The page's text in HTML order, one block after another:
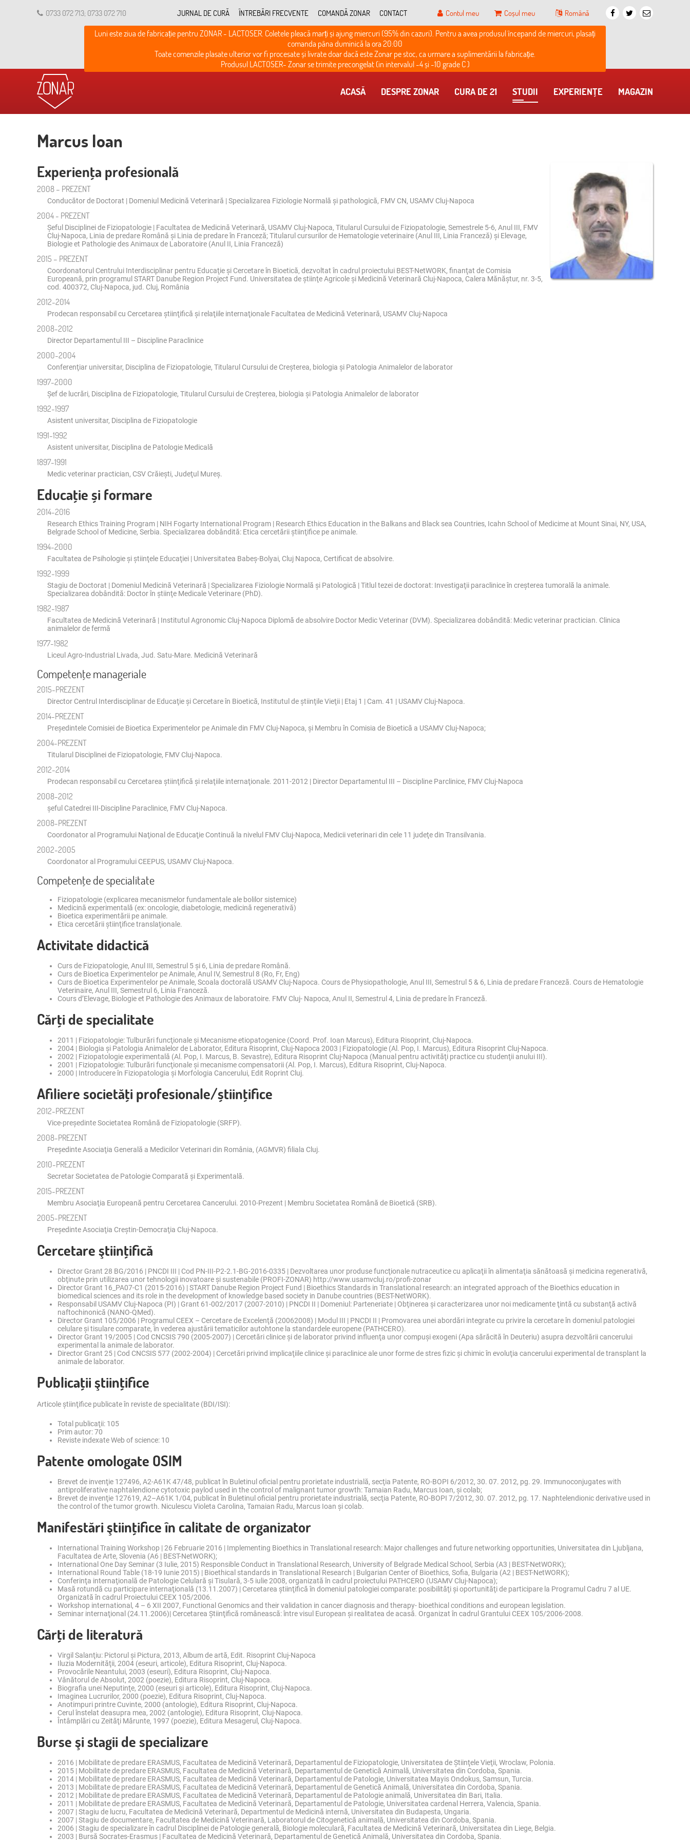
0733 072 713; 0733 072 710 JURNAL DE CURĂ ÎNTREBĂRI FRECVENTE COMANDĂ ZONAR CONTACT Contul meu Coșul meu Română
Luni este ziua de fabricație pentru ZONAR - LACTOSER. Coletele pleacă marți și ajung miercuri (95% din cazuri). Pentru a avea produsul începand de miercuri, plasați
comanda pâna duminică la ora 20:00
Toate comenzile plasate ulterior vor fi procesate și livrate doar dacă este Zonar pe stoc, ca urmare a suplimentării la fabricație.
Produsul LACTOSER- Zonar se trimite precongelat (in intervalul -4 și -10 grade C )
ACASĂ DESPRE ZONAR CURA DE 21 ​STUDII EXPERIENŢE MAGAZIN
Marcus Ioan
Experienţa profesională
2008 – PREZENT
Conducător de Doctorat | Domeniul Medicină Veterinară | Specializarea Fiziologie Normală şi pathologică, FMV CN, USAMV Cluj-Napoca
2004 - PREZENT
Şeful Disciplinei de Fiziopatologie | Facultatea de Medicină Veterinară, USAMV Cluj-Napoca, Titularul Cursului de Fiziopatologie, Semestrele 5-6, Anul III, FMV
Cluj-Napoca, Linia de predare Română şi Linia de predare în Franceză; Titularul cursurilor de Hematologie veterinaire (Anul III, Linia Franceză) şi Elevage,
Biologie et Pathologie des Animaux de Laboratoire (Anul II, Linia Franceză)
2015 – PREZENT
Coordonatorul Centrului Interdisciplinar pentru Educaţie şi Cercetare în Bioetică, dezvoltat în cadrul proiectului BEST-NetWORK, finanţat de Comisia
Europeană, prin programul START Danube Region Project Fund. Universitatea de ştiinţe Agricole şi Medicină Veterinară Cluj-Napoca, Calera Mănăştur, nr. 3-5,
cod. 400372, Cluj-Napoca, jud. Cluj, România
2012-2014
Prodecan responsabil cu Cercetarea ştiinţifică şi relaţiile internaţionale Facultatea de Medicină Veterinară, USAMV Cluj-Napoca
2008-2012
Director Departamentul III – Discipline Paraclinice
2000-2004
Conferenţiar universitar, Disciplina de Fiziopatologie, Titularul Cursului de Creşterea, biologia şi Patologia Animalelor de laborator
1997-2000
Şef de lucrări, Disciplina de Fiziopatologie, Titularul Cursului de Creşterea, biologia şi Patologia Animalelor de laborator
1992-1997
Asistent universitar, Disciplina de Fiziopatologie
1991-1992
Asistent universitar, Disciplina de Patologie Medicală
1897-1991
Medic veterinar practician, CSV Crăieşti, Judeţul Mureş.
Educaţie și formare
2014-2016
Research Ethics Training Program | NIH Fogarty International Program | Research Ethics Education in the Balkans and Black sea Countries, Icahn School of Medicime at Mount Sinai, NY, USA,
Belgrade School of Medicine, Serbia. Specializarea dobândită: Etica cercetării ştiinţifice pe animale.
1994-2000
Facultatea de Psihologie şi ştiinţele Educaţiei | Universitatea Babeş-Bolyai, Cluj Napoca, Certificat de absolvire.
1992-1999
Stagiu de Doctorat | Domeniul Medicină Veterinară | Specializarea Fiziologie Normală şi Patologică | Titlul tezei de doctorat: Investigaţii paraclinice în creşterea tumorală la animale.
Specializarea dobândită: Doctor în ştiinţe Medicale Veterinare (PhD).
1982-1987
Facultatea de Medicină Veterinară | Institutul Agronomic Cluj-Napoca Diplomă de absolvire Doctor Medic Veterinar (DVM). Specializarea dobândită: Medic veterinar practician. Clinica
animalelor de fermă
1977-1982
Liceul Agro-Industrial Livada, Jud. Satu-Mare. Medicină Veterinară
Competenţe manageriale
2015-PREZENT
Director Centrul Interdisciplinar de Educaţie şi Cercetare în Bioetică, Institutul de ştiinţile Vieţii | Etaj 1 | Cam. 41 | USAMV Cluj-Napoca.
2014-PREZENT
Preşedintele Comisiei de Bioetica Experimentelor pe Animale din FMV Cluj-Napoca, şi Membru în Comisia de Bioetică a USAMV Cluj-Napoca;
2004-PREZENT
Titularul Disciplinei de Fiziopatologie, FMV Cluj-Napoca.
2012-2014
Prodecan responsabil cu Cercetarea ştiinţifică şi relaţiile internaţionale. 2011-2012 | Director Departamentul III – Discipline Parclinice, FMV Cluj-Napoca
2008-2012
şeful Catedrei III-Discipline Paraclinice, FMV Cluj-Napoca.
2008-PREZENT
Coordonator al Programului Naţional de Educaţie Continuă la nivelul FMV Cluj-Napoca, Medicii veterinari din cele 11 judeţe din Transilvania.
2002-2005
Coordonator al Programului CEEPUS, USAMV Cluj-Napoca.
Competenţe de specialitate
Fiziopatologie (explicarea mecanismelor fundamentale ale bolilor sistemice)
Medicină experimentală (ex: oncologie, diabetologie, medicină regenerativă)
Bioetica experimentării pe animale.
Etica cercetării ştiinţifice translaţionale.
Activitate didactică
Curs de Fiziopatologie, Anul III, Semestrul 5 şi 6, Linia de predare Română.
Curs de Bioetica Experimentelor pe Animale, Anul IV, Semestrul 8 (Ro, Fr, Eng)
Curs de Bioetica Experimentelor pe Animale, Scoala doctorală USAMV Cluj-Napoca. Cours de Physiopathologie, Anul III, Semestrul 5 & 6, Linia de predare Franceză. Cours de Hematologie
Veterinaire, Anul III, Semestrul 6, Linia Franceză.
Cours d’Elevage, Biologie et Pathologie des Animaux de laboratoire. FMV Cluj- Napoca, Anul II, Semestrul 4, Linia de predare în Franceză.
Cărţi de specialitate
2011 | Fiziopatologie: Tulburări funcţionale şi Mecanisme etiopatogenice (Coord. Prof. Ioan Marcus), Editura Risoprint, Cluj-Napoca.
2004 | Biologia şi Patologia Animalelor de Laborator, Editura Risoprint, Cluj-Napoca 2003 | Fiziopatologie (Al. Pop, I. Marcus), Editura Risoprint Cluj-Napoca.
2002 | Fiziopatologie experimentală (Al. Pop, I. Marcus, B. Sevastre), Editura Risoprint Cluj-Napoca (Manual pentru activităţi practice cu studenţii anului III).
2001 | Fiziopatologie: Tulburări funcţionale şi mecanisme compensatorii (Al. Pop, I. Marcus), Editura Risoprint, Cluj-Napoca.
2000 | Introducere în Fiziopatologia şi Morfologia Cancerului, Edit Roprint Cluj.
Afiliere societăţi profesionale/știinţifice
2012-PREZENT
Vice-preşedinte Societatea Română de Fiziopatologie (SRFP).
2008-PREZENT
Preşedinte Asociaţia Generală a Medicilor Veterinari din România, (AGMVR) filiala Cluj.
2010-PREZENT
Secretar Societatea de Patologie Comparată şi Experimentală.
2015-PREZENT
Membru Asociaţia Europeană pentru Cercetarea Cancerului. 2010-Prezent | Membru Societatea Română de Bioetică (SRB).
2005-PREZENT
Preşedinte Asociaţia Creştin-Democraţia Cluj-Napoca.
Cercetare ştiinţifică
Director Grant 28 BG/2016 | PNCDI III | Cod PN-III-P2-2.1-BG-2016-0335 | Dezvoltarea unor produse funcţionale nutraceutice cu aplicaţii în alimentaţia sănătoasă și medicina regenerativă,
obţinute prin utilizarea unor tehnologii inovatoare și sustenabile (PROFI-ZONAR) http://www.usamvcluj.ro/profi-zonar
Director Grant 16_PA07-C1 (2015-2016) | START Danube Region Project Fund | Bioethics Standards in Translational research: an integrated approach of the Bioethics education in
biomedical sciences and its role in the development of knowledge based society in Danube countries (BEST-NetWORK).
Responsabil USAMV Cluj-Napoca (PI) | Grant 61-002/2017 (2007-2010) | PNCDI II | Domeniul: Parteneriate | Obţinerea și caracterizarea unor noi medicamente ţintă cu substanţă activă
naftochinonică (NANO-QMed).
Director Grant 105/2006 | Programul CEEX – Cercetare de Excelenţă (20062008) | Modul III | PNCDI II | Promovarea unei abordări integrate cu privire la cercetare în domeniul patologiei
celulare și tisulare comparate, în vederea ajustării tematicilor autohtone la standardele europene (PATHCERO).
Director Grant 19/2005 | Cod CNCSIS 790 (2005-2007) | Cercetări clinice și de laborator privind influenţa unor compuși exogeni (Apa sărăcită în Deuteriu) asupra dezvoltării cancerului
experimental la animale de laborator.
Director Grant 25 | Cod CNCSIS 577 (2002-2004) | Cercetări privind implicaţiile clinice și paraclinice ale unor forme de stres fizic și chimic în evoluţia cancerului experimental de transplant la
animale de laborator.
Publicaţii ştiinţifice
Articole știinţifice publicate în reviste de specialitate (BDI/ISI):
Total publicaţii: 105
Prim autor: 70
Reviste indexate Web of science: 10
Patente omologate OSIM
Brevet de invenţie 127496, A2-A61K 47/48, publicat în Buletinul oficial pentru prorietate industrială, secţia Patente, RO-BOPI 6/2012, 30. 07. 2012, pg. 29. Immunoconjugates with
antiproliferative naphtalendione cytotoxic paylod used in the control of malignant tumor growth: Tamaian Radu, Marcus Ioan, și colab;
Brevet de invenţie 127619, A2–A61K 1/04, publicat în Buletinul oficial pentru prorietate industrială, secţia Patente, RO-BOPI 7/2012, 30. 07. 2012, pg. 17. Naphtelendionic derivative used in
the control of the tumor growth. Niculescu Violeta Carolina, Tamaian Radu, Marcus Ioan și colab.
Manifestări ştiinţifice în calitate de organizator
International Training Workshop | 26 Februarie 2016 | Implementing Bioethics in Translational research: Major challenges and future networking opportunities, Universitatea din Ljubljana,
Facultatea de Arte, Slovenia (A6 | BEST-NetWORK);
International One Day Seminar (3 Iulie, 2015) Responsible Conduct in Translational Research, University of Belgrade Medical School, Serbia (A3 | BEST-NetWORK);
International Round Table (18-19 Iunie 2015) | Bioethical standards in Translational Research | Bulgarian Center of Bioethics, Sofia, Bulgaria (A2 | BEST-NetWORK);
Conferinţa internaţională de Patologie Celulară și Tisulară, 3-5 iulie 2008, organizată în cadrul proiectului PATHCERO (USAMV Cluj-Napoca);
Masă rotundă cu participare internaţională (13.11.2007) | Cercetarea ştiinţifică în domeniul patologiei comparate: posibilităţi şi oportunităţi de participare la Programul Cadru 7 al UE.
Organizată în cadrul Proiectului CEEX 105/2006.
Workshop international, 4 – 6 XII 2007, Functional Genomics and their validation in cancer diagnosis and therapy- bioethical conditions and european legislation.
Seminar internaţional (24.11.2006)| Cercetarea Știinţifică românească: între visul European și realitatea de acasă. Organizat în cadrul Grantului CEEX 105/2006-2008.
Cărţi de literatură
Virgil Salanţiu: Pictorul și Pictura, 2013, Album de artă, Edit. Risoprint Cluj-Napoca
Iluzia Modernităţii, 2004 (eseuri, articole), Editura Risoprint, Cluj-Napoca.
Provocările Neantului, 2003 (eseuri), Editura Risoprint, Cluj-Napoca.
Vânătorul de Absolut, 2002 (poezie), Editura Risoprint, Cluj-Napoca.
Biografia unei Neputinţe, 2000 (eseuri şi articole), Editura Risoprint, Cluj-Napoca.
Imaginea Lucrurilor, 2000 (poezie), Editura Risoprint, Cluj-Napoca.
Anotimpuri printre Cuvinte, 2000 (antologie), Editura Risoprint, Cluj-Napoca.
Cerul înstelat deasupra mea, 2002 (antologie), Editura Risoprint, Cluj-Napoca.
Întâmplări cu Zeităţi Mărunte, 1997 (poezie), Editura Mesagerul, Cluj-Napoca.
Burse şi stagii de specializare
2016 | Mobilitate de predare ERASMUS, Facultatea de Medicină Veterinară, Departamentul de Fiziopatologie, Universitatea de Știinţele Vieţii, Wroclaw, Polonia.
2015 | Mobilitate de predare ERASMUS, Facultatea de Medicină Veterinară, Departamentul de Genetică Animală, Universitatea din Cordoba, Spania.
2014 | Mobilitate de predare ERASMUS, Facultatea de Medicină Veterinară, Departamentul de Patologie, Universitatea Mayis Ondokus, Samsun, Turcia.
2013 | Mobilitate de predare ERASMUS, Facultatea de Medicină Veterinară, Departamentul de Genetică Animală, Universitatea din Cordoba, Spania.
2012 | Mobilitate de predare ERASMUS, Facultatea de Medicină Veterinară, Departamentul de Patologie animală, Universitatea din Bari, Italia.
2011 | Mobilitate de predare ERASMUS, Facultatea de Medicină Veterinară, Departamentul de Patologie, Universitatea cardenal Herrera, Valencia, Spania.
2007 | Stagiu de lucru, Facultatea de Medicină Veterinară, Departmentul de Medicină internă, Universitatea din Budapesta, Ungaria.
2007 | Stagiu de documentare, Facultatea de Medicină Veterinară, Laboratorul de Citogenetică animală, Universitatea din Cordoba, Spania.
2006 | Stagiu de specializare în cadrul Disciplinei de Patologie generală, Biologie moleculară, Facultatea de Medicină Veterinară, Universitatea din Liege, Belgia.
2003 | Bursă Socrates-Erasmus | Facultatea de Medicină Veterinară, Departamentul de Genetică Animală, Universitatea din Cordoba, Spania.